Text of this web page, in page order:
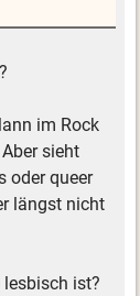
im Rock
sieht
oder queer
längst nicht
lesbisch ist?